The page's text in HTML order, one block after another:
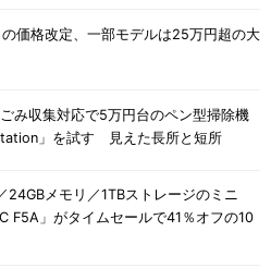
価格改定、一部モデルは25万円超の大
み収集対応で5万円台のペン型掃除機
」を試す 見えた長所と短所
24GBメモリ／1TBストレージのミニ
F5A」がタイムセールで41％オフの10